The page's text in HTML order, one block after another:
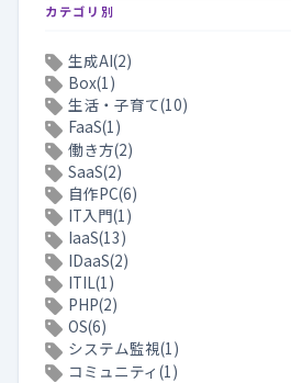
カテゴリ別
生成AI(2)
Box(1)
生活・子育て(10)
FaaS(1)
働き方(2)
SaaS(2)
自作PC(6)
IT入門(1)
IaaS(13)
IDaaS(2)
ITIL(1)
PHP(2)
OS(6)
システム監視(1)
コミュニティ(1)